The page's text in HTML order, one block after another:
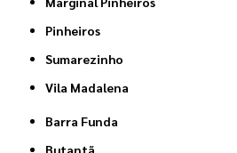
Pinheiros
Sumarezinho
Vila Madalena
Barra Funda
Butantã